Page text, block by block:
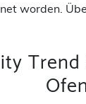
worden.